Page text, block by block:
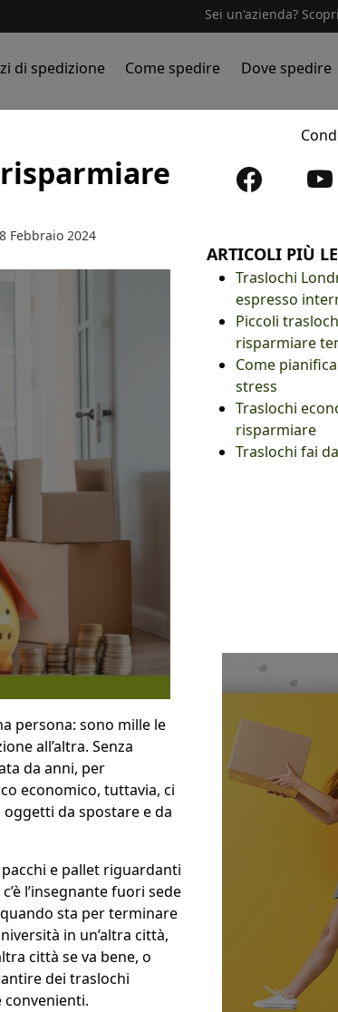
Sei un'azienda?
di spedizione Come spedire Dove spedire
Febbraio 2024
persona: sono mille le
all’altra. Senza
da anni, per
economico, tuttavia, ci
da spostare e da
e pallet riguardanti
l’insegnante fuori sede
sta per terminare
in un’altra città,
città se va bene, o
dei traslochi
convenienti.
ARTICOLI PIÙ
Traslochi
espresso
Piccoli
risparmiare
Come
stress
Traslochi
risparmiare
Traslochi fai